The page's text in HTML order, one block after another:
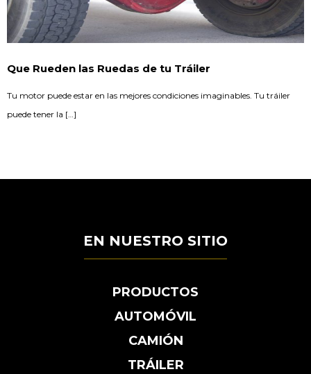
Que Rueden las Ruedas de tu Tráiler
Tu motor puede estar en las mejores condiciones imaginables. Tu tráiler
puede tener la […]
EN NUESTRO SITIO
PRODUCTOS
AUTOMÓVIL
CAMIÓN
TRÁILER